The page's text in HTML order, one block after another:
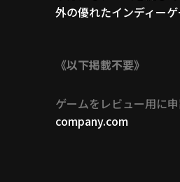
外の優れたインディーゲ
《以下掲載不要》
ゲームをレビュー用に
company.com